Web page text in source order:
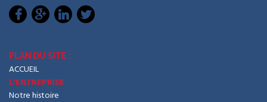
PLAN DU SITE :
ACCUEIL
L’ENTREPRISE
Notre histoire